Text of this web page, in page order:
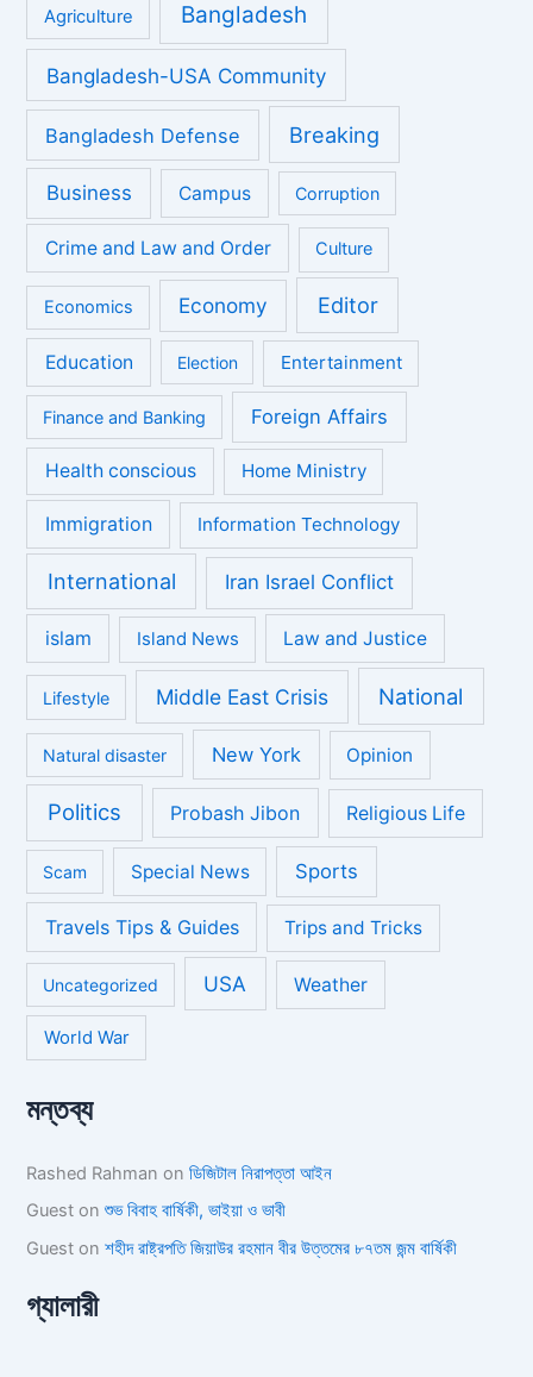
Agriculture Bangladesh
Bangladesh-USA Community
Bangladesh Defense Breaking
Business Campus Corruption
Crime and Law and Order Culture
Economics Economy Editor
Education Election Entertainment
Finance and Banking Foreign Affairs
Health conscious Home Ministry
Immigration Information Technology
International Iran Israel Conflict
islam Island News Law and Justice
Lifestyle Middle East Crisis National
Natural disaster New York Opinion
Politics Probash Jibon Religious Life
Scam Special News Sports
Travels Tips & Guides Trips and Tricks
Uncategorized USA Weather
World War
মন্তব্য
Rashed Rahman onডিজিটাল নিরাপত্তা আইন
Guest onশুভ বিবাহ বার্ষিকী, ভাইয়া ও ভাবী
Guest onশহীদ রাষ্ট্রপতি জিয়াউর রহমান বীর উত্তমের ৮৭তম জন্ম বার্ষিকী
গ্যালারী